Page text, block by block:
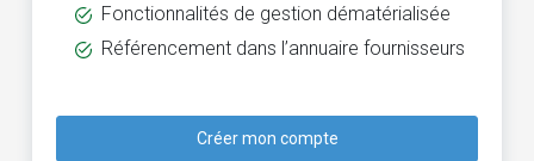
Fonctionnalités de gestion dématérialisée
Référencement dans l’annuaire fournisseurs
Créer mon compte